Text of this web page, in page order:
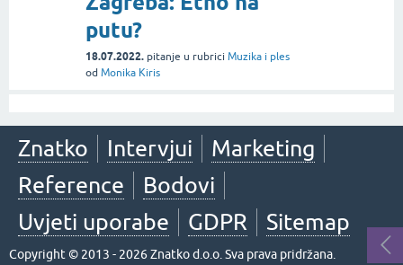
putu?
18.07.2022. pitanje u rubrici Muzika i ples
od Monika Kiris
Znatko Intervjui
Marketing
Reference
Bodovi
Uvjeti uporabe
GDPR Sitemap
Copyright © 2013 - 2026 Znatko d.o.o. Sva prava pridržana.